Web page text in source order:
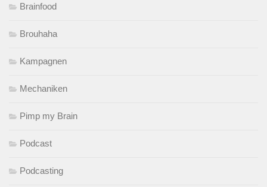
Brainfood
Brouhaha
Kampagnen
Mechaniken
Pimp my Brain
Podcast
Podcasting